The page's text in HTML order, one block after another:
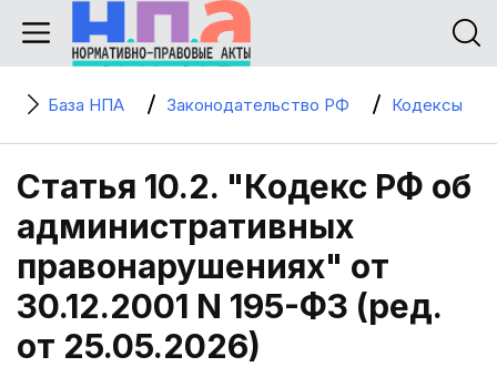
База НПА Законодательство РФ Кодексы
Статья 10.2. "Кодекс РФ об
административных
правонарушениях" от
30.12.2001 N 195-ФЗ (ред.
от 25.05.2026)